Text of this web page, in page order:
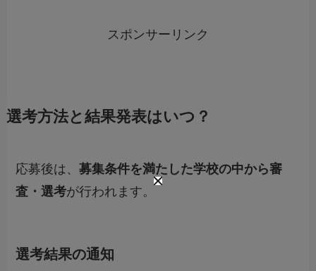
スポンサーリンク
選考方法と結果発表はいつ？
応募後は、募集条件を満たした学校の中から審
査・選考が行われます。
選考結果の通知